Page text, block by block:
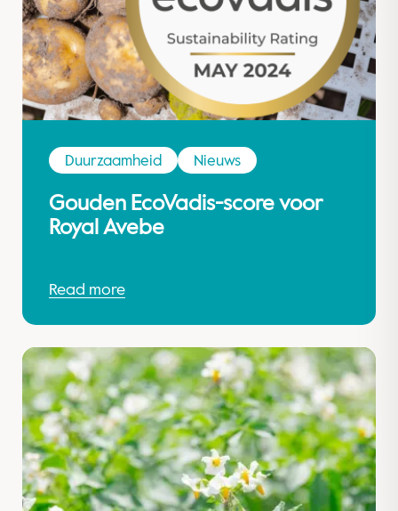
Duurzaamheid Nieuws
Gouden EcoVadis-score voor
Royal Avebe
Read more